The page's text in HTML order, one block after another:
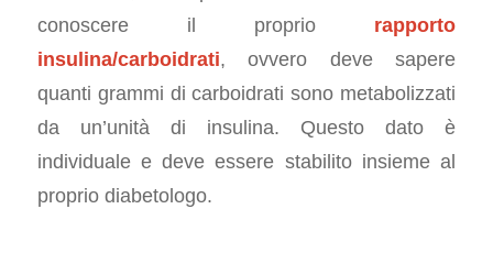
conoscere il proprio rapporto
insulina/carboidrati, ovvero deve sapere
quanti grammi di carboidrati sono metabolizzati
da un’unità di insulina. Questo dato è
individuale e deve essere stabilito insieme al
proprio diabetologo.